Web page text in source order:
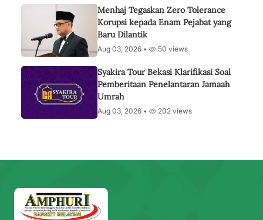
Menhaj Tegaskan Zero Tolerance
Korupsi kepada Enam Pejabat yang
Baru Dilantik
Aug 03, 2026 • 50 views
Syakira Tour Bekasi Klarifikasi Soal
Pemberitaan Penelantaran Jamaah
Umrah
Aug 03, 2026 • 202 views